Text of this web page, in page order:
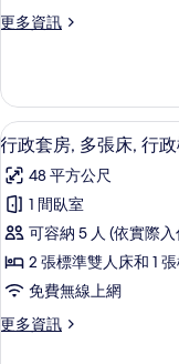
張
大
雙
人
床,
行
政
樓
層
的
更多資訊
更
套
房,
1
張
特
大
雙
人
床,
行
政
樓
顯
示
行
政
套
房,
張
21
行政套房, 多張床, 行
48 平方公尺
1 間臥室
可容納 5 人 (依實際
2 張標準雙人床和 1
免費無線上網
更多資訊
更